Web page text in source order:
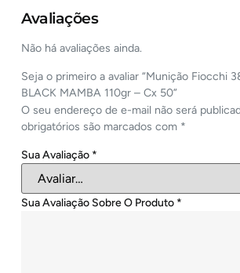
Avaliações
Não há avaliações ainda.
Seja o primeiro a avaliar “Munição Fiocchi
BLACK MAMBA 110gr – Cx 50”
O seu endereço de e-mail não será
obrigatórios são marcados com *
Sua Avaliação *
Sua Avaliação Sobre O Produto *